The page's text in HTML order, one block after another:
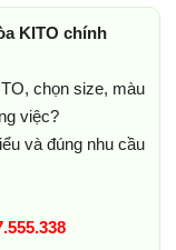
KITO chính
chọn size, màu
việc?
và đúng nhu cầu